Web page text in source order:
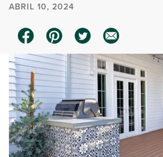
ABRIL 10, 2024